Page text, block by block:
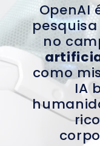
OpenAI
no
como
IA